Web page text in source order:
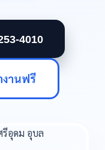
4010
งานฟรี